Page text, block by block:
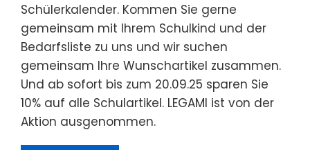
Schülerkalender. Kommen Sie gerne
gemeinsam mit Ihrem Schulkind und der
Bedarfsliste zu uns und wir suchen
gemeinsam Ihre Wunschartikel zusammen.
Und ab sofort bis zum 20.09.25 sparen Sie
10% auf alle Schulartikel. LEGAMI ist von der
Aktion ausgenommen.